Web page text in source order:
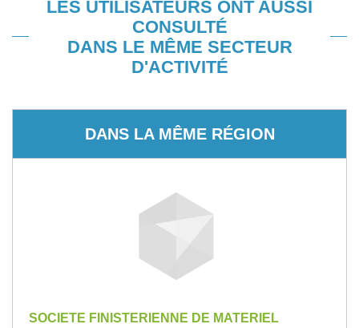
LES UTILISATEURS ONT AUSSI
CONSULTÉ
DANS LE MÊME SECTEUR
D'ACTIVITÉ
DANS LA MÊME RÉGION
SOCIETE FINISTERIENNE DE MATERIEL